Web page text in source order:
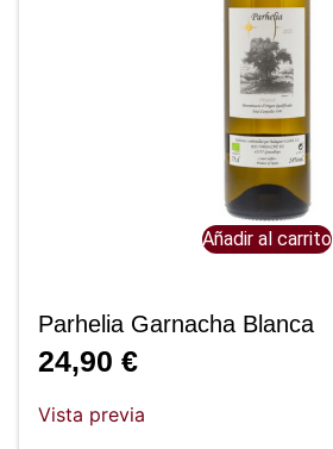
Añadir al carrito
Parhelia Garnacha Blanca
24,90 €
Vista previa